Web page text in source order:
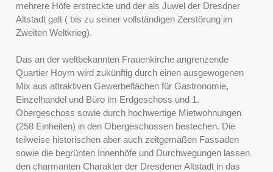
mehrere Höfe erstreckte und der als Juwel der Dresdner
Altstadt galt ( bis zu seiner vollständigen Zerstörung im
Zweiten Weltkrieg).
Das an der weltbekannten Frauenkirche angrenzende
Quartier Hoym wird zukünftig durch einen ausgewogenen
Mix aus attraktiven Gewerbeflächen für Gastronomie,
Einzelhandel und Büro im Erdgeschoss und 1.
Obergeschoss sowie durch hochwertige Mietwohnungen
(258 Einheiten) in den Obergeschossen bestechen. Die
teilweise historischen aber auch zeitgemäßen Fassaden
sowie die begrünten Innenhöfe und Durchwegungen lassen
den charmanten Charakter der Dresdener Altstadt in das